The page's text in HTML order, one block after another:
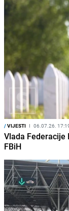
/VIJESTI I 06.07.26.
Vlada Federacije
FBiH